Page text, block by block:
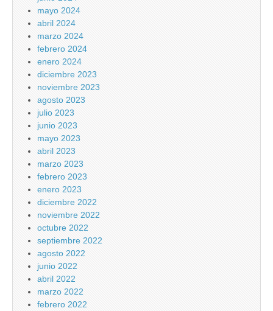
mayo 2024
abril 2024
marzo 2024
febrero 2024
enero 2024
diciembre 2023
noviembre 2023
agosto 2023
julio 2023
junio 2023
mayo 2023
abril 2023
marzo 2023
febrero 2023
enero 2023
diciembre 2022
noviembre 2022
octubre 2022
septiembre 2022
agosto 2022
junio 2022
abril 2022
marzo 2022
febrero 2022